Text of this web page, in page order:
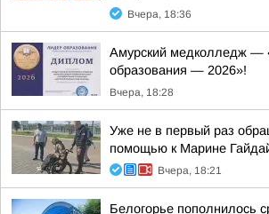
Вчера, 18:36
Амурский медколледж —
образования — 2026»!
Вчера, 18:28
Уже не в первый раз
помощью к Марине
Вчера, 18:21
Белогорье пополнилось